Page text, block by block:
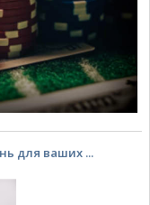
для ваших ...